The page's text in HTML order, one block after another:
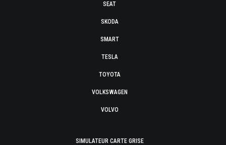
SEAT
SKODA
SMART
TESLA
TOYOTA
VOLKSWAGEN
VOLVO
SIMULATEUR CARTE GRISE